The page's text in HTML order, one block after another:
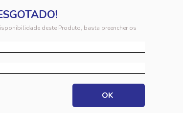
deste Produto, basta preencher os